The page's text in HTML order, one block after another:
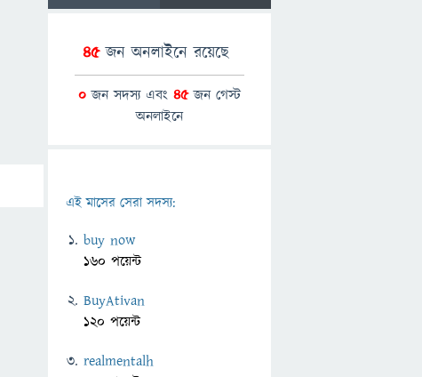
45জন অনলাইনে রয়েছে
0 জন সদস্য এবং 45জন গেস্ট
অনলাইনে
এই মাসের সেরা সদস্য:
buy now
160 পয়েন্ট
BuyAtivan
120 পয়েন্ট
realmentalh